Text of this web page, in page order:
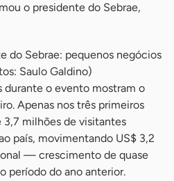
o presidente do Sebrae,
do Sebrae: pequenos negócios
Saulo Galdino)
durante o evento mostram o
Apenas nos três primeiros
3,7 milhões de visitantes
país, movimentando US$ 3,2
— crescimento de quase
período do ano anterior.